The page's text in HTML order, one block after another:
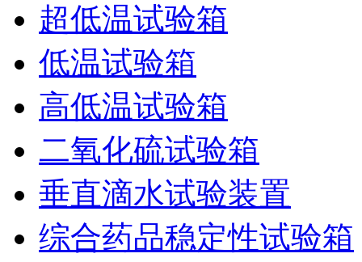
超低温试验箱
低温试验箱
高低温试验箱
二氧化硫试验箱
垂直滴水试验装置
综合药品稳定性试验箱